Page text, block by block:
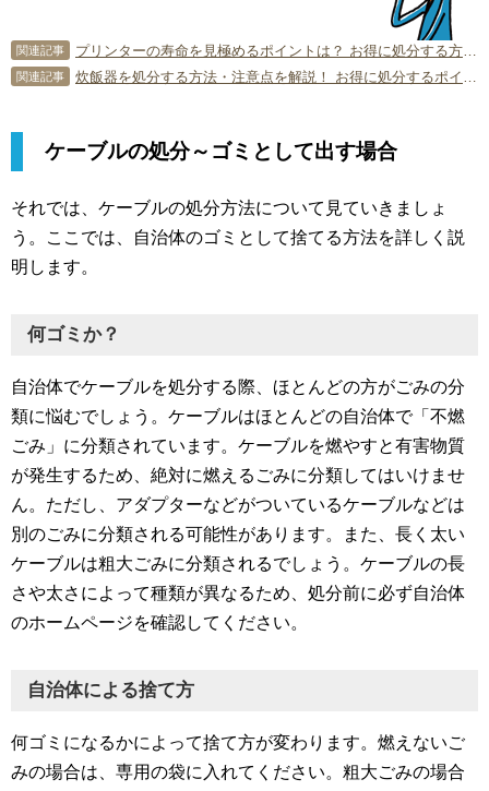
関連記事 プリンターの寿命を見極めるポイントは？ お得に処分する方法も併せて紹介
関連記事 炊飯器を処分する方法・注意点を解説！ お得に処分するポイントも紹介
ケーブルの処分～ゴミとして出す場合
それでは、ケーブルの処分方法について見ていきましょ
う。ここでは、自治体のゴミとして捨てる方法を詳しく説
明します。
何ゴミか？
自治体でケーブルを処分する際、ほとんどの方がごみの分
類に悩むでしょう。ケーブルはほとんどの自治体で「不燃
ごみ」に分類されています。ケーブルを燃やすと有害物質
が発生するため、絶対に燃えるごみに分類してはいけませ
ん。ただし、アダプターなどがついているケーブルなどは
別のごみに分類される可能性があります。また、長く太い
ケーブルは粗大ごみに分類されるでしょう。ケーブルの長
さや太さによって種類が異なるため、処分前に必ず自治体
のホームページを確認してください。
自治体による捨て方
何ゴミになるかによって捨て方が変わります。燃えないご
みの場合は、専用の袋に入れてください。粗大ごみの場合